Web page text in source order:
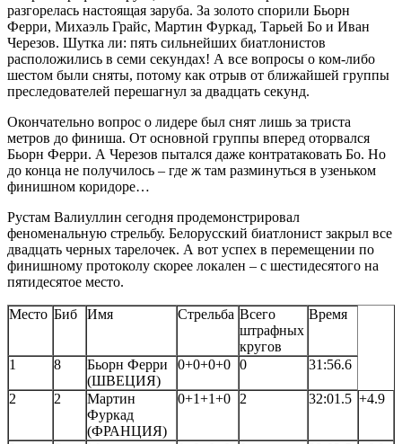
разгорелась настоящая заруба. За золото спорили Бьорн
Ферри, Михаэль Грайс, Мартин Фуркад, Тарьей Бо и Иван
Черезов. Шутка ли: пять сильнейших биатлонистов
расположились в семи секундах! А все вопросы о ком-либо
шестом были сняты, потому как отрыв от ближайшей группы
преследователей перешагнул за двадцать секунд.
Окончательно вопрос о лидере был снят лишь за триста
метров до финиша. От основной группы вперед оторвался
Бьорн Ферри. А Черезов пытался даже контратаковать Бо. Но
до конца не получилось – где ж там разминуться в узеньком
финишном коридоре…
Рустам Валиуллин сегодня продемонстрировал
феноменальную стрельбу. Белорусский биатлонист закрыл все
двадцать черных тарелочек. А вот успех в перемещении по
финишному протоколу скорее локален – с шестидесятого на
пятидесятое место.
Место Биб Имя Стрельба Всего
штрафных
кругов
Время
1 8
Бьорн Ферри
(ШВЕЦИЯ)
0+0+0+0 0 31:56.6
2 2
Мартин
Фуркад
(ФРАНЦИЯ)
0+1+1+0 2 32:01.5 +4.9